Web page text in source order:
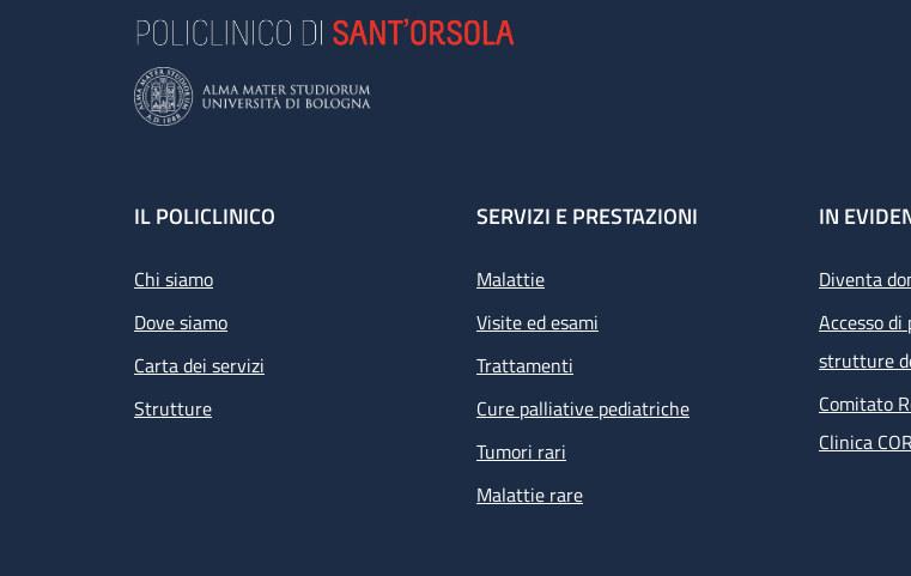
Footer
IL POLICLINICO
Chi siamo
Dove siamo
Carta dei servizi
Strutture
SERVIZI E PRESTAZIONI
Malattie
Visite ed esami
Trattamenti
Cure palliative pediatriche
Tumori rari
Malattie rare
IN
Diventa
Accesso
strutture
Comitato
Clinica